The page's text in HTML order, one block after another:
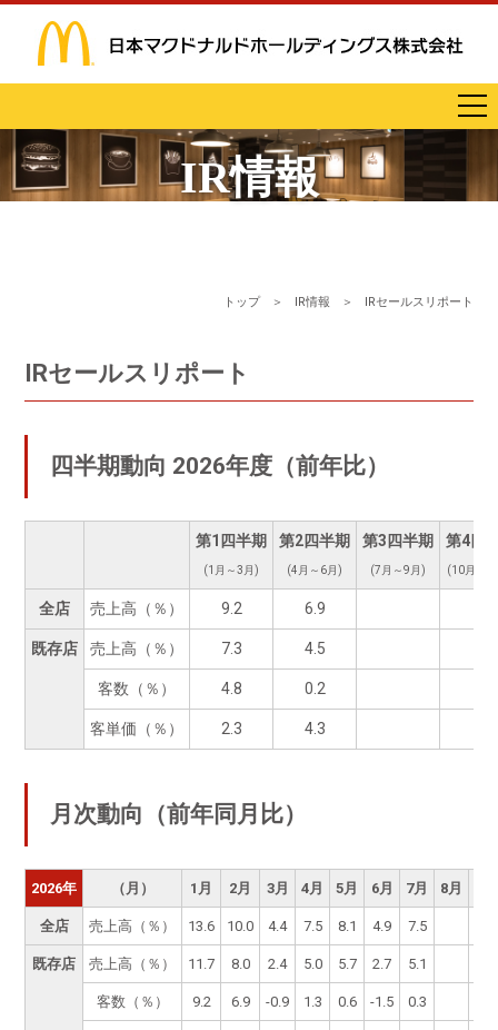
IR情報
トップ ＞ IR情報 ＞ IRセールスリポート
IRセールスリポート
四半期動向 2026年度（前年比）
第1四半期
(1月～3月)
第2四半期
(4月～6月)
第3四半期
(7月～9月)
第4四
(10月～
全店 売上高（％） 9.2 6.9
既存店 売上高（％） 7.3 4.5
客数（％） 4.8 0.2
客単価（％） 2.3 4.3
月次動向（前年同月比）
2026年 （月） 1月 2月 3月 4月 5月 6月 7月 8月
全店 売上高（％） 13.6 10.0 4.4 7.5 8.1 4.9 7.5
既存店 売上高（％） 11.7 8.0 2.4 5.0 5.7 2.7 5.1
客数（％） 9.2 6.9 -0.9 1.3 0.6 -1.5 0.3